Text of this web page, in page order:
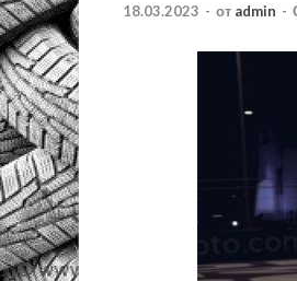
18.03.2023 - от admin -